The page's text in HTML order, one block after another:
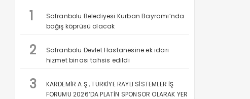
1
Safranbolu Belediyesi Kurban Bayramı’nda
bağış köprüsü olacak
2
Safranbolu Devlet Hastanesine ek idari
hizmet binası tahsis edildi
3
KARDEMİR A.Ş., TÜRKİYE RAYLI SİSTEMLER İŞ
FORUMU 2026’DA PLATİN SPONSOR OLARAK YER